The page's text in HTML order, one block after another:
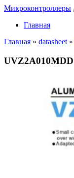
Микроконтроллеры
Главная
Главная » datasheet »
UVZ2A010MDD